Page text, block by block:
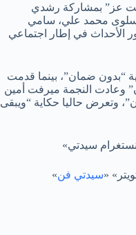
عز” بمشاركة رشدي
سلوى محمد علي، سامي
الأحداث في إطار اجتماعي
“بدون ضمان”، بينما قدمت
وعادت النجمة ميرفت أمين
وتعرض حاليا حكاية “ويبقى
سيدتي»
«سيدتي فن»